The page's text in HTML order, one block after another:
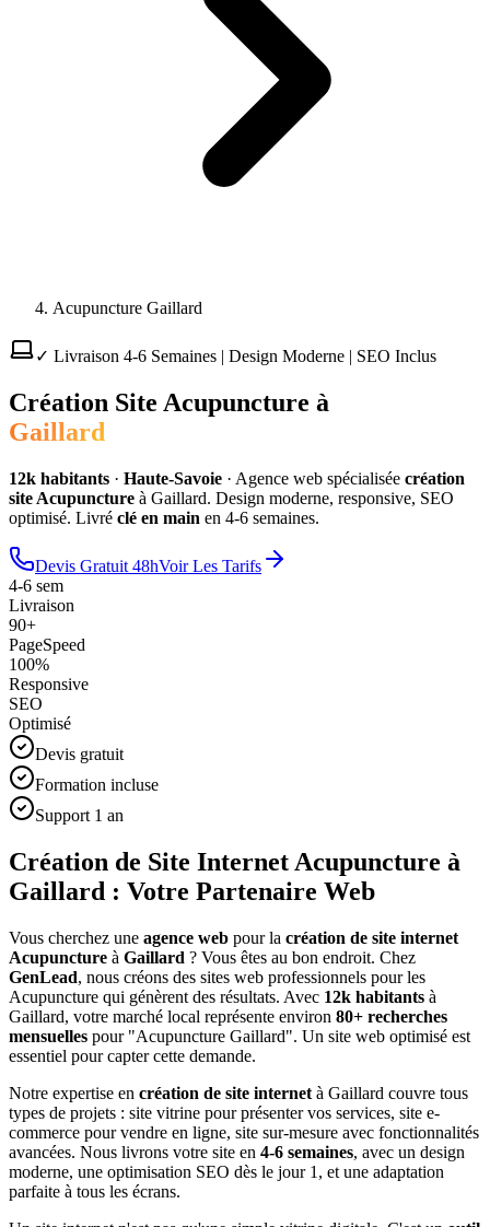
Acupuncture Gaillard
✓ Livraison 4-6 Semaines | Design Moderne | SEO Inclus
Création Site Acupuncture à
Gaillard
12k habitants · Haute-Savoie · Agence web spécialisée création
site Acupuncture à Gaillard. Design moderne, responsive, SEO
optimisé. Livré clé en main en 4-6 semaines.
Devis Gratuit 48hVoir Les Tarifs
4-6 sem
Livraison
90+
PageSpeed
100%
Responsive
SEO
Optimisé
Devis gratuit
Formation incluse
Support 1 an
Création de Site Internet Acupuncture à
Gaillard : Votre Partenaire Web
Vous cherchez une agence web pour la création de site internet
Acupuncture à Gaillard ? Vous êtes au bon endroit. Chez
GenLead, nous créons des sites web professionnels pour les
Acupuncture qui génèrent des résultats. Avec 12k habitants à
Gaillard, votre marché local représente environ 80+ recherches
mensuelles pour "Acupuncture Gaillard". Un site web optimisé est
essentiel pour capter cette demande.
Notre expertise en création de site internet à Gaillard couvre tous
types de projets : site vitrine pour présenter vos services, site e-
commerce pour vendre en ligne, site sur-mesure avec fonctionnalités
avancées. Nous livrons votre site en 4-6 semaines, avec un design
moderne, une optimisation SEO dès le jour 1, et une adaptation
parfaite à tous les écrans.